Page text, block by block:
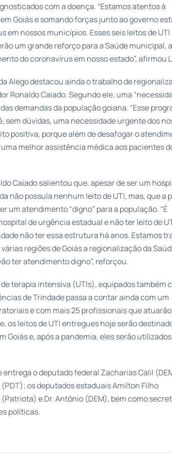
com a doença. “Estamos atentos à
Goiás e somando forças junto ao governo
em nossos municípios. Esses seis leitos de UTI
um grande reforço para a Saúde municipal,
do coronavírus em nosso estado”, afirmou
Alego destacou ainda o trabalho de
Ronaldo Caiado. Segundo ele, uma
demandas da população goiana. “Esse
sem dúvidas, uma necessidade urgente dos
positiva, porque além de desafogar o
melhor assistência médica aos pacientes
Caiado salientou que, apesar de ser um
não possuía nenhum leito de UTI, mas, que a
um atendimento “digno” para a população. “É
de urgência estadual e não ter leito de
não ter essa estrutura há anos. Estamos
regiões de Goiás a regionalização da
ter atendimento digno”, reforçou.
terapia intensiva (UTIs), equipados também
de Trindade passa a contar ainda com um
e com mais 25 profissionais que
os leitos de UTI entregues hoje serão
Goiás e, após a pandemia, eles serão
o deputado federal Zacharias Calil
os deputados estaduais Amilton Filho
e Dr. Antônio (DEM), bem como
políticas.